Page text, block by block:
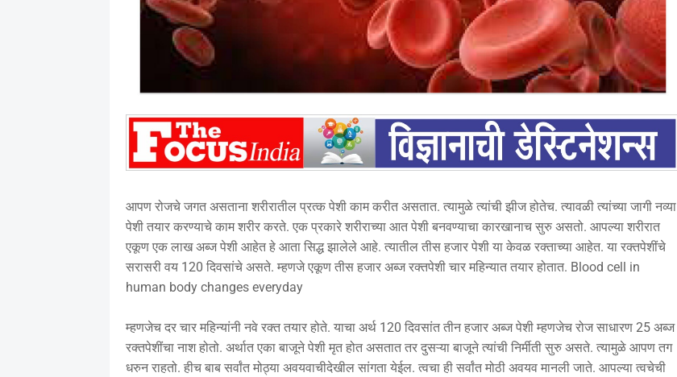
आपण रोजचे जगत असताना शरीरातील प्रत्क पेशी काम करीत असतात. त्यामुळे त्यांची झीज होतेच. त्यावळी त्यांच्या जागी नव्या
पेशी तयार करण्याचे काम शरीर करते. एक प्रकारे शरीराच्या आत पेशी बनवण्याचा कारखानाच सुरु असतो. आपल्या शरीरात
एकूण एक लाख अब्ज पेशी आहेत हे आता सिद्ध झालेले आहे. त्यातील तीस हजार पेशी या केवळ रक्ताच्या आहेत. या रक्तपेशींचे
सरासरी वय 120 दिवसांचे असते. म्हणजे एकूण तीस हजार अब्ज रक्तपेशी चार महिन्यात तयार होतात. Blood cell in
human body changes everyday
म्हणजेच दर चार महिन्यांनी नवे रक्त तयार होते. याचा अर्थ 120 दिवसांत तीन हजार अब्ज पेशी म्हणजेच रोज साधारण 25 अब्ज
रक्तपेशींचा नाश होतो. अर्थात एका बाजूने पेशी मृत होत असतात तर दुसऱ्या बाजूने त्यांची निर्मीती सुरु असते. त्यामुळे आपण तग
धरुन राहतो. हीच बाब सर्वांत मोठ्या अवयवाचीदेखील सांगता येईल. त्वचा ही सर्वांत मोठी अवयव मानली जाते. आपल्या त्वचेची